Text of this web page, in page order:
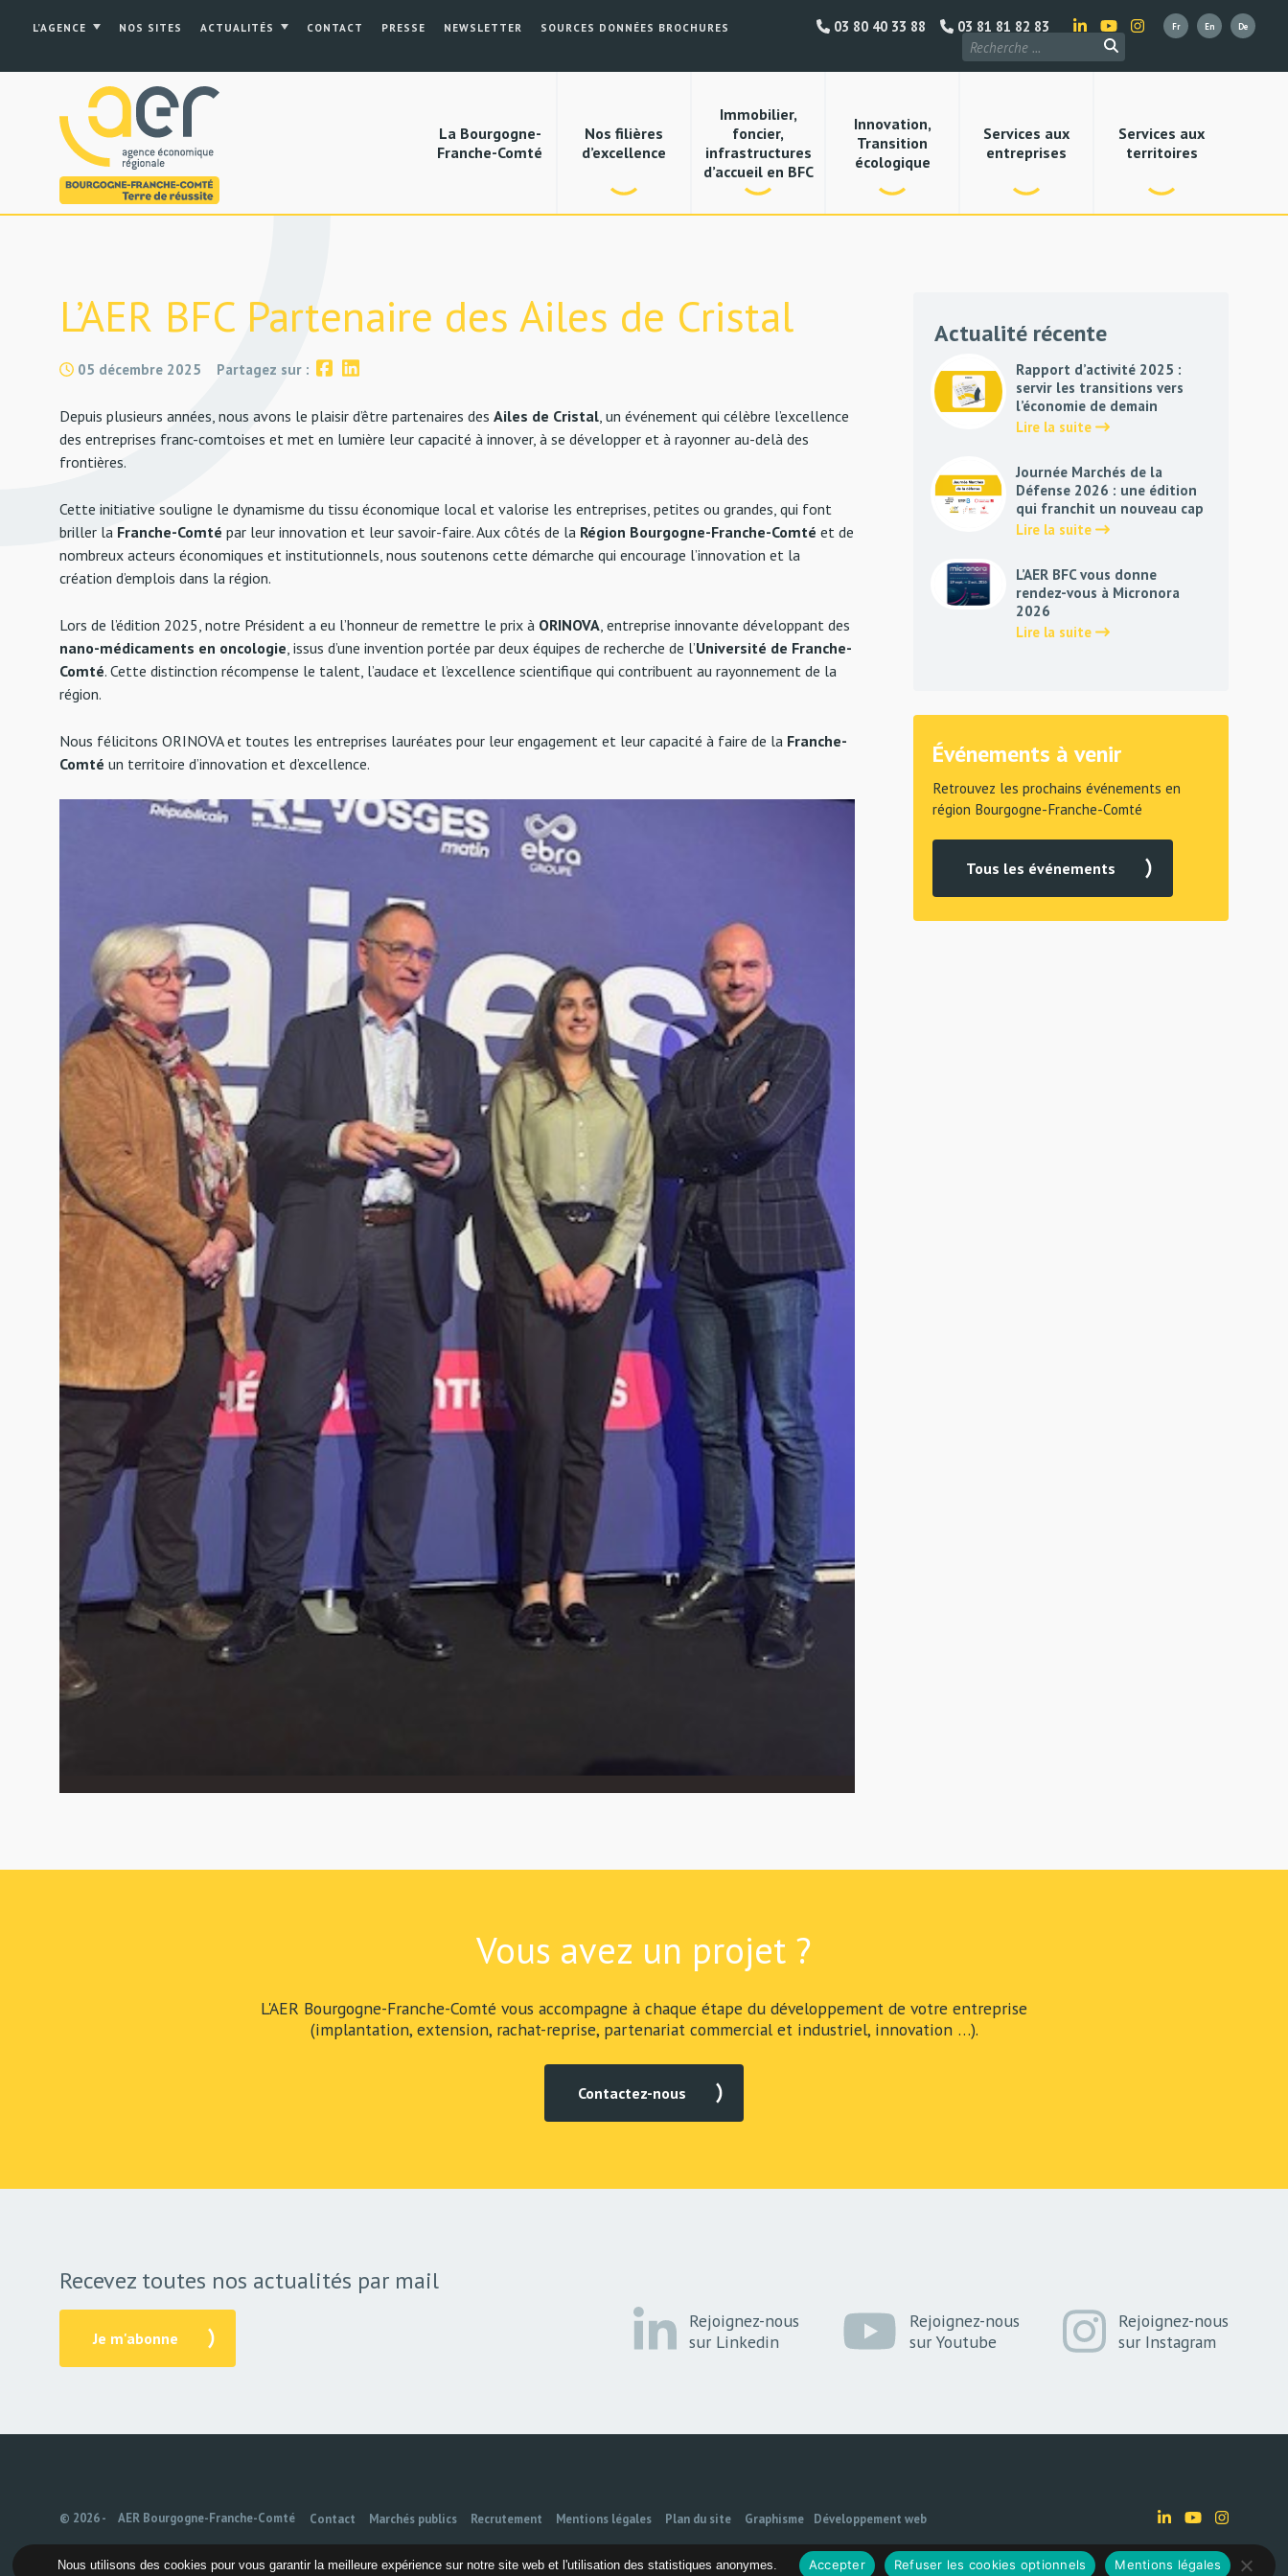
L’AGENCE NOS SITES ACTUALITÉS CONTACT PRESSE NEWSLETTER SOURCES DONNÉES BROCHURES 03 81 81 82 83
03 80 40 33 88
La Bourgogne-
Franche-Comté
Nos filières
d’excellence
Immobilier,
foncier,
infrastructures
d’accueil en BFC
Innovation,
Transition
écologique
Services aux
entreprises
Services aux
territoires
L’AER BFC Partenaire des Ailes de Cristal
05 décembre 2025 Partagez sur :
Depuis plusieurs années, nous avons le plaisir d’être partenaires des Ailes de Cristal, un événement qui célèbre l’excellence
des entreprises franc-comtoises et met en lumière leur capacité à innover, à se développer et à rayonner au-delà des
frontières.
Cette initiative souligne le dynamisme du tissu économique local et valorise les entreprises, petites ou grandes, qui font
briller la Franche-Comté par leur innovation et leur savoir-faire. Aux côtés de la Région Bourgogne-Franche-Comté et de
nombreux acteurs économiques et institutionnels, nous soutenons cette démarche qui encourage l’innovation et la
création d’emplois dans la région.
Lors de l’édition 2025, notre Président a eu l’honneur de remettre le prix à ORINOVA, entreprise innovante développant des
nano-médicaments en oncologie, issus d’une invention portée par deux équipes de recherche de l’Université de Franche-
Comté. Cette distinction récompense le talent, l’audace et l’excellence scientifique qui contribuent au rayonnement de la
région.
Nous félicitons ORINOVA et toutes les entreprises lauréates pour leur engagement et leur capacité à faire de la Franche-
Comté un territoire d’innovation et d’excellence.
Actualité récente
Rapport d’activité 2025 :
servir les transitions vers
l’économie de demain
Lire la suite
Journée Marchés de la
Défense 2026 : une édition
qui franchit un nouveau cap
Lire la suite
L’AER BFC vous donne
rendez-vous à Micronora
2026
Lire la suite
Événements à venir
Retrouvez les prochains événements en
région Bourgogne-Franche-Comté
Tous les événements
Vous avez un projet ?
L'AER Bourgogne-Franche-Comté vous accompagne à chaque étape du développement de votre entreprise
(implantation, extension, rachat-reprise, partenariat commercial et industriel, innovation …).
Contactez-nous
Recevez toutes nos actualités par mail
Je m'abonne
Rejoignez-nous
sur Instagram
Rejoignez-nous
sur Youtube
Rejoignez-nous
sur Linkedin
© 2026 - AER Bourgogne-Franche-Comté Contact Marchés publics Recrutement Mentions légales Plan du site Graphisme Développement web
Nous utilisons des cookies pour vous garantir la meilleure expérience sur notre site web et l'utilisation des statistiques anonymes. Accepter Refuser les cookies optionnels Mentions légales